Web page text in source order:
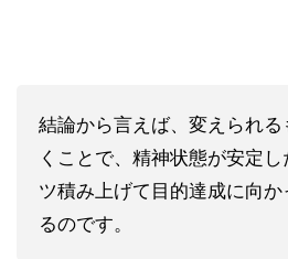
結論から言えば、変えられ
くことで、精神状態が安定
ツ積み上げて目的達成に向
るのです。